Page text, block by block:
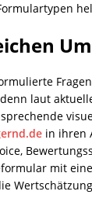
laut
in ihren
mit